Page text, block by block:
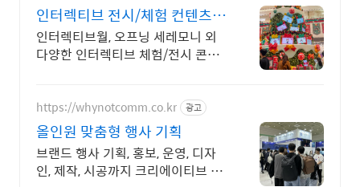
인터렉티브 전시/체험 컨텐츠
이제는 참여형 콘텐츠의 시대
인터렉티브월, 오프닝 세레모니 외
다양한 인터렉티브 체험/전시 콘텐
소환합니다.
https://whynotcomm.co.kr 광고
올인원 맞춤형 행사 기획
브랜드 행사 기획, 홍보, 운영, 디자
인, 제작, 시공까지 크리에이티브 행